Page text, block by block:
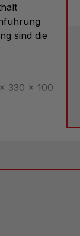
sind die
330 x 100